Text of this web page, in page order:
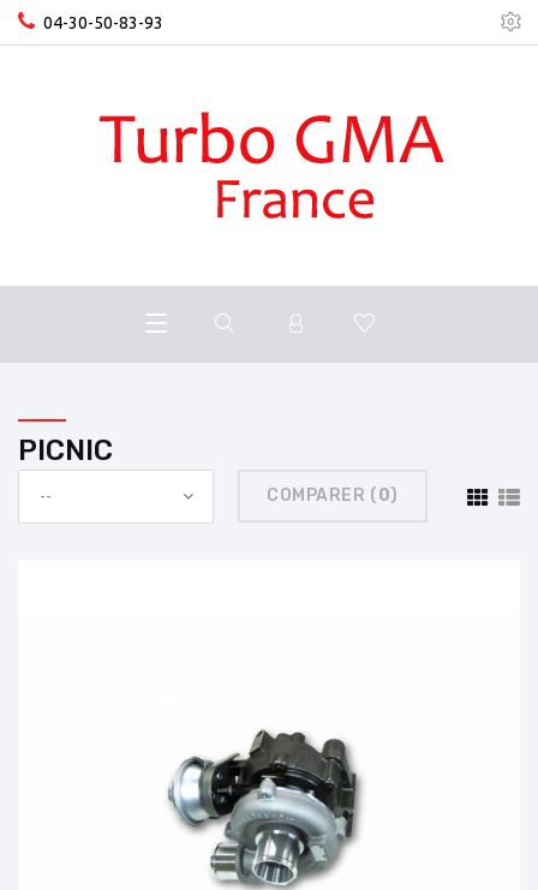
04-30-50-83-93
PICNIC
-- COMPARER (0)